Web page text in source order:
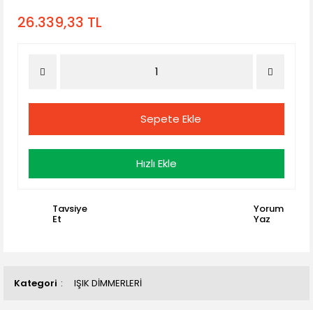
Kategori IŞIK DİMMERLERİ
26.339,33 TL
Sepete Ekle
Hızlı Ekle
Tavsiye
Et
Yorum
Yaz